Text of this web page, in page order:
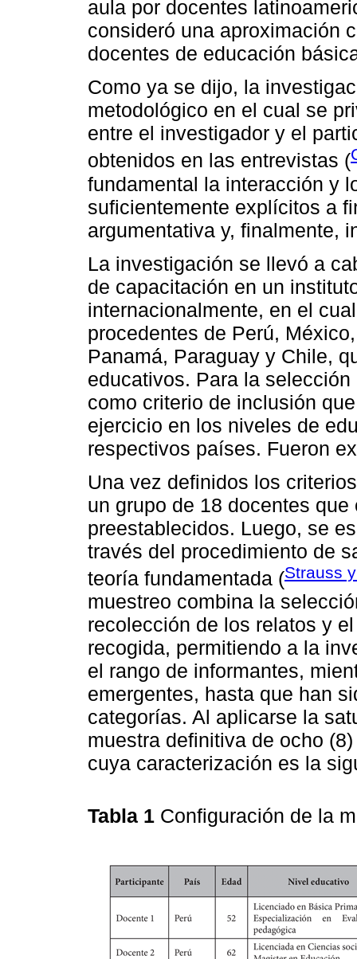
aula por docentes
consideró una aproximación
docentes de educación
Como ya se dijo, la
metodológico en el cual se
entre el investigador y el
obtenidos en las entrevistas (
fundamental la interacción y
suficientemente explícitos a
argumentativa y, finalmente,
La investigación se llevó a
de capacitación en un
internacionalmente, en el
procedentes de Perú,
Panamá, Paraguay y Chile,
educativos. Para la
como criterio de inclusión
ejercicio en los niveles de
respectivos países. Fueron
Una vez definidos los
un grupo de 18 docentes
preestablecidos. Luego, se
través del procedimiento de
teoría fundamentada (Strauss
muestreo combina la
recolección de los relatos y
recogida, permitiendo a la
el rango de informantes,
emergentes, hasta que han
categorías. Al aplicarse la
muestra definitiva de ocho
cuya caracterización es la
Tabla 1 Configuración de la